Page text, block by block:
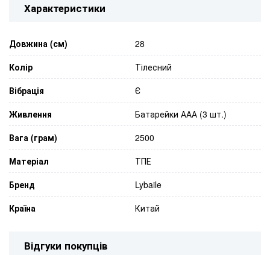
Характеристики
Довжина (см)
28
Колір
Тілесний
Вібрація
Є
Живлення
Батарейки ААА (3 шт.)
Вага (грам)
2500
Матеріал
ТПЕ
Бренд
Lybaile
Країна
Китай
Відгуки покупців